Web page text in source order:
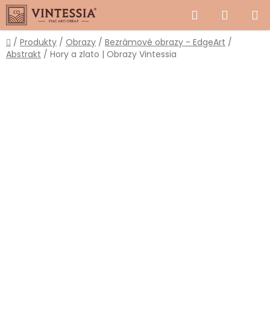
Prejsť
na
obsah
Hľadať
KOŠÍK
Domov
/ Produkty / Obrazy / Bezrámové obrazy - EdgeArt /
Abstrakt / Hory a zlato | Obrazy Vintessia